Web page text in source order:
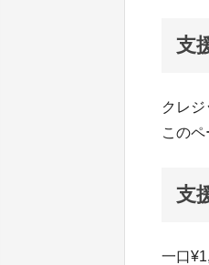
支
クレ
この
支
一口